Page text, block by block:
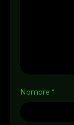
Nombre *